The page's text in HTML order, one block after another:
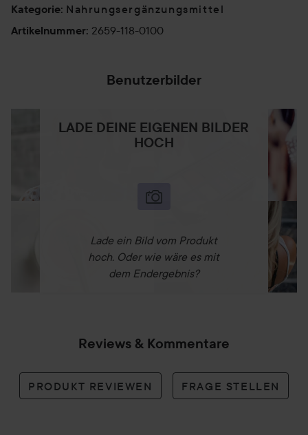
Kategorie: Nahrungsergänzungsmittel
Artikelnummer: 2659-118-0100
Benutzerbilder
LADE DEINE EIGENEN BILDER
HOCH
Lade ein Bild vom Produkt
hoch. Oder wie wäre es mit
dem Endergebnis?
Reviews & Kommentare
PRODUKT REVIEWEN FRAGE STELLEN